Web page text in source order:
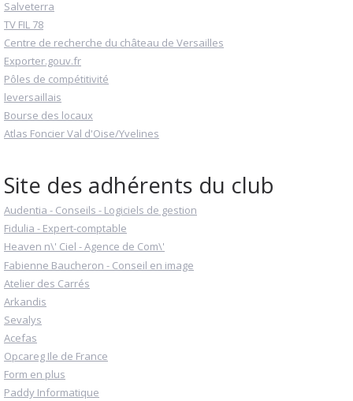
Salveterra
TV FIL 78
Centre de recherche du château de Versailles
Exporter.gouv.fr
Pôles de compétitivité
leversaillais
Bourse des locaux
Atlas Foncier Val d'Oise/Yvelines
Site des adhérents du club
Audentia - Conseils - Logiciels de gestion
Fidulia - Expert-comptable
Heaven n\' Ciel - Agence de Com\'
Fabienne Baucheron - Conseil en image
Atelier des Carrés
Arkandis
Sevalys
Acefas
Opcareg Ile de France
Form en plus
Paddy Informatique